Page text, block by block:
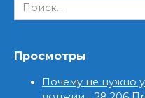
Search
for:
Просмотры
Почему не нужно